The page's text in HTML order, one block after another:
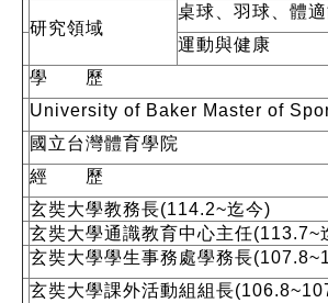
研究領域
桌球、羽球、體適
運動與健康
學 歷
University of Baker Master of
國立台灣體育學院
經 歷
玄奘大學教務長(114.2~迄今)
玄奘大學通識教育中心主任(113.7~
玄奘大學學生事務處學務長
玄奘大學課外活動組組長